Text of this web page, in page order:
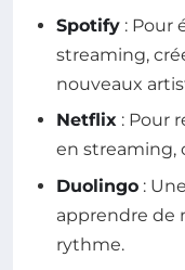
Spotify : Pour
streaming,
nouveaux
Netflix : Pour
en streaming,
Duolingo :
apprendre de
rythme.